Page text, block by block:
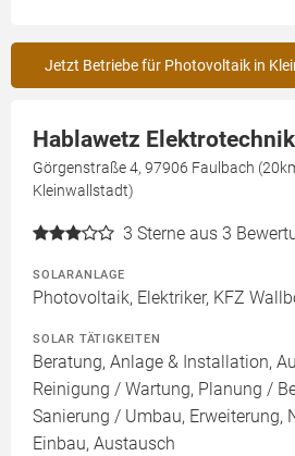
Jetzt Betriebe für Photovoltaik in
Hablawetz Elektrotechnik
Görgenstraße 4, 97906 Faulbach
Kleinwallstadt)
3 Sterne aus 3
SOLARANLAGE
Photovoltaik, Elektriker, KFZ
SOLAR TÄTIGKEITEN
Beratung, Anlage & Installation,
Reinigung / Wartung, Planung /
Sanierung / Umbau, Erweiterung,
Einbau, Austausch